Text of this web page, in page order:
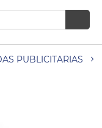
PUBLICITARIAS